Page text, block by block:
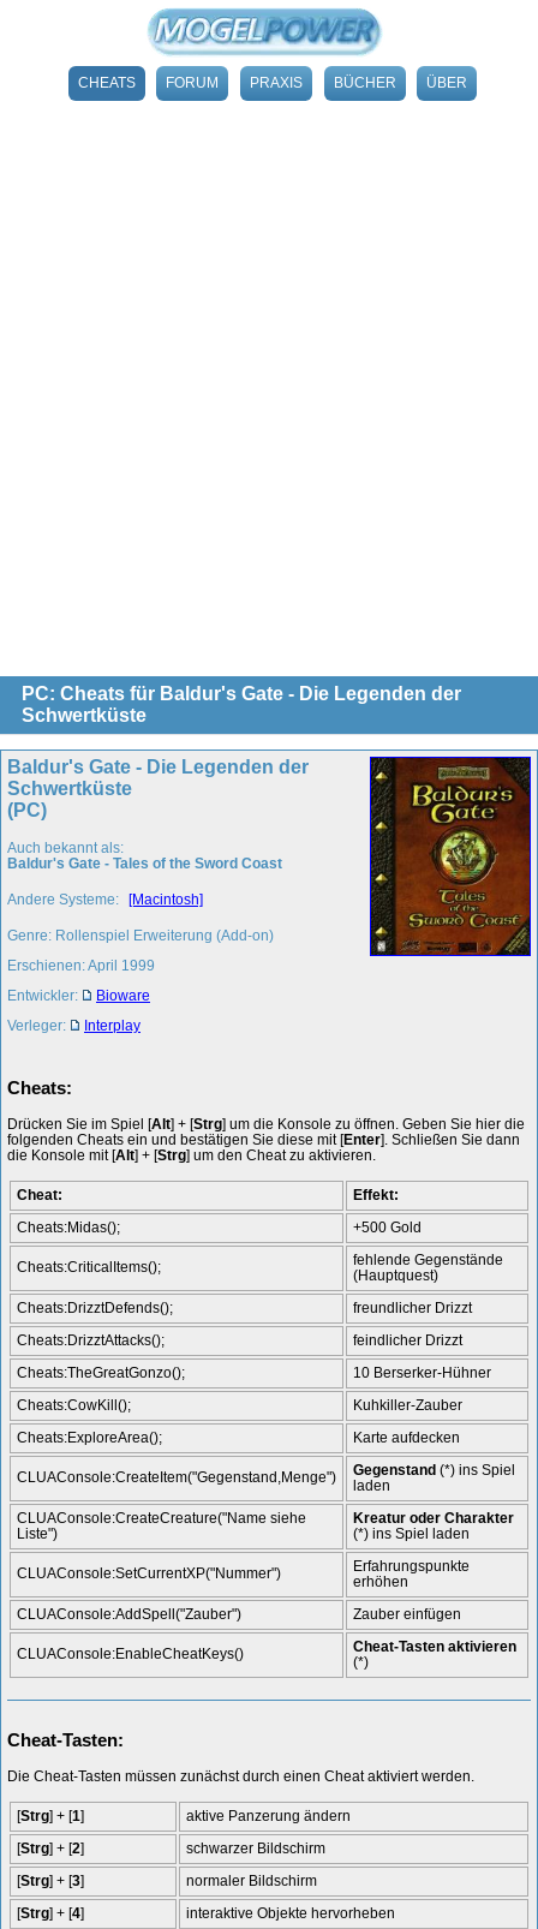
CHEATS FORUM PRAXIS BÜCHER ÜBER
PC: Cheats für Baldur's Gate - Die Legenden der
Schwertküste
Baldur's Gate - Die Legenden der
Schwertküste
(PC)
Auch bekannt als:
Baldur's Gate - Tales of the Sword Coast
Andere Systeme: [Macintosh]
Genre: Rollenspiel Erweiterung (Add-on)
Erschienen: April 1999
Entwickler:
Bioware
Verleger:
Interplay
Cheats:
Drücken Sie im Spiel [Alt] + [Strg] um die Konsole zu öffnen. Geben Sie hier die
folgenden Cheats ein und bestätigen Sie diese mit [Enter]. Schließen Sie dann
die Konsole mit [Alt] + [Strg] um den Cheat zu aktivieren.
Cheat:
Effekt:
Cheats:Midas();
+500 Gold
Cheats:CriticalItems();
fehlende Gegenstände
(Hauptquest)
Cheats:DrizztDefends();
freundlicher Drizzt
Cheats:DrizztAttacks();
feindlicher Drizzt
Cheats:TheGreatGonzo();
10 Berserker-Hühner
Cheats:CowKill();
Kuhkiller-Zauber
Cheats:ExploreArea();
Karte aufdecken
CLUAConsole:CreateItem("Gegenstand,Menge") Gegenstand (*) ins Spiel
laden
CLUAConsole:CreateCreature("Name siehe
Liste")
Kreatur oder Charakter
(*) ins Spiel laden
CLUAConsole:SetCurrentXP("Nummer")
Erfahrungspunkte
erhöhen
CLUAConsole:AddSpell("Zauber")
Zauber einfügen
CLUAConsole:EnableCheatKeys()
Cheat-Tasten aktivieren
(*)
Cheat-Tasten:
Die Cheat-Tasten müssen zunächst durch einen Cheat aktiviert werden.
[Strg] + [1]
aktive Panzerung ändern
[Strg] + [2]
schwarzer Bildschirm
[Strg] + [3]
normaler Bildschirm
[Strg] + [4]
interaktive Objekte hervorheben